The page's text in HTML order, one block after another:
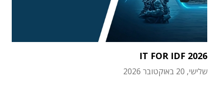
IT FOR IDF 2026
שלישי, 20 באוקטובר 2026